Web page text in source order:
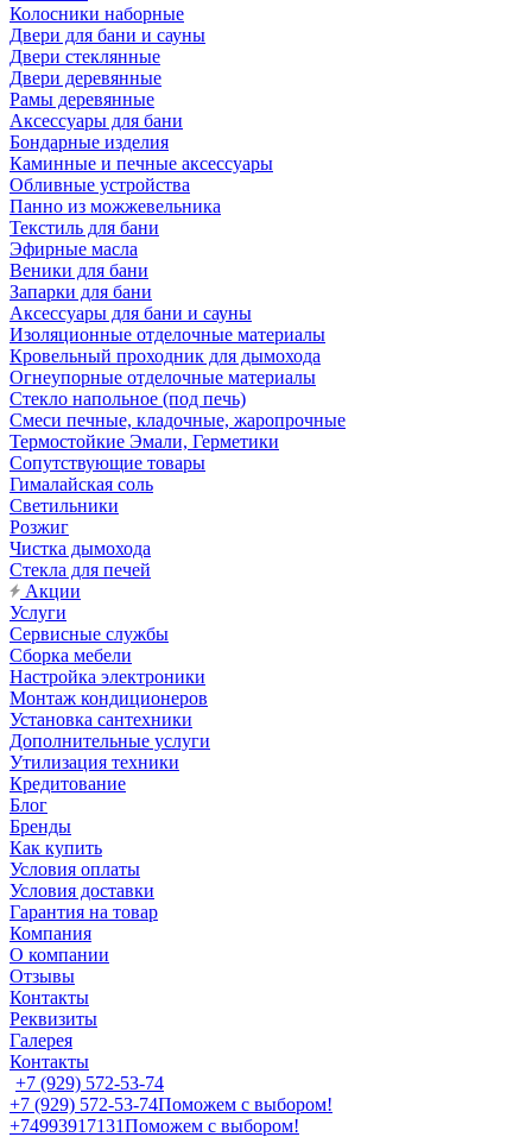
Колосники наборные
Двери для бани и сауны
Двери стеклянные
Двери деревянные
Рамы деревянные
Аксессуары для бани
Бондарные изделия
Каминные и печные аксессуары
Обливные устройства
Панно из можжевельника
Текстиль для бани
Эфирные масла
Веники для бани
Запарки для бани
Аксессуары для бани и сауны
Изоляционные отделочные материалы
Кровельный проходник для дымохода
Огнеупорные отделочные материалы
Стекло напольное (под печь)
Смеси печные, кладочные, жаропрочные
Термостойкие Эмали, Герметики
Сопутствующие товары
Гималайская соль
Светильники
Розжиг
Чистка дымохода
Стекла для печей
Акции
Услуги
Сервисные службы
Сборка мебели
Настройка электроники
Монтаж кондиционеров
Установка сантехники
Дополнительные услуги
Утилизация техники
Кредитование
Блог
Бренды
Как купить
Условия оплаты
Условия доставки
Гарантия на товар
Компания
О компании
Отзывы
Контакты
Реквизиты
Галерея
Контакты
+7 (929) 572-53-74
+7 (929) 572-53-74Поможем с выбором!
+74993917131Поможем с выбором!